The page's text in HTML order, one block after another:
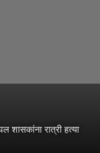
शासकांना रात्री हत्या